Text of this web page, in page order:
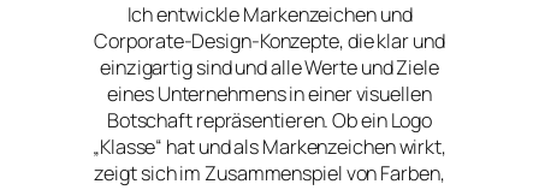
Ich entwickle Markenzeichen und
Corporate-Design-Konzepte, die klar und
einzigartig sind und alle Werte und Ziele
eines Unternehmens in einer visuellen
Botschaft repräsentieren. Ob ein Logo
„Klasse“ hat und als Markenzeichen wirkt,
zeigt sich im Zusammenspiel von Farben,